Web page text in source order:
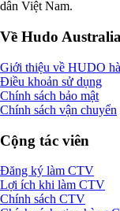
dân Việt Nam.
Về Hudo Australia
Giới thiệu về HUDO
Điều khoản sử dụng
Chính sách bảo mật
Chính sách vận chuyển
Cộng tác viên
Đăng ký làm CTV
Lợi ích khi làm CTV
Chính sách CTV